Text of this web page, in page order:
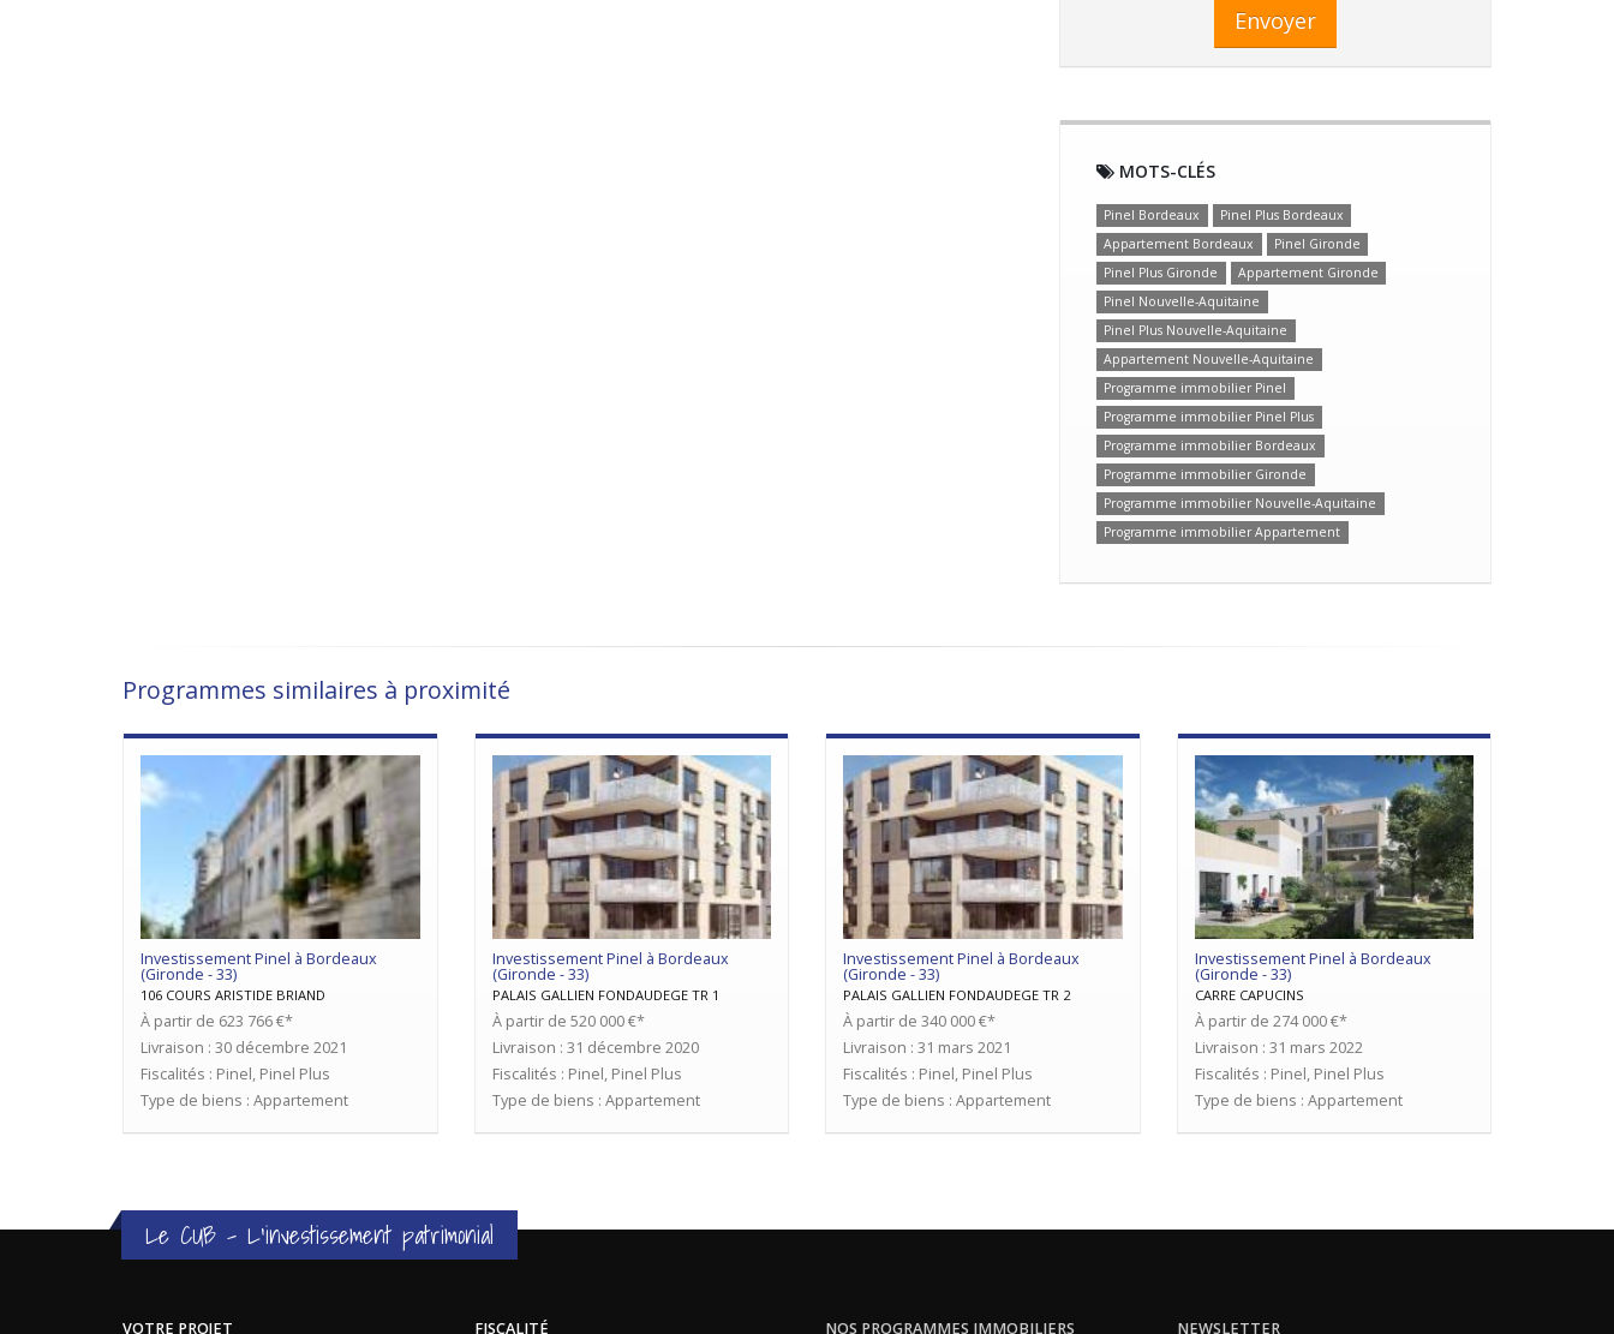
Envoyer
MOTS-CLÉS
Pinel Bordeaux
Pinel Plus Bordeaux
Appartement Bordeaux
Pinel Gironde
Pinel Plus Gironde
Appartement Gironde
Pinel Nouvelle-Aquitaine
Pinel Plus Nouvelle-Aquitaine
Appartement Nouvelle-Aquitaine
Programme immobilier Pinel
Programme immobilier Pinel Plus
Programme immobilier Bordeaux
Programme immobilier Gironde
Programme immobilier Nouvelle-Aquitaine
Programme immobilier Appartement
Programmes similaires à proximité
Investissement Pinel à Bordeaux
(Gironde - 33)
106 COURS ARISTIDE BRIAND
À partir de 623 766 €*
Livraison : 30 décembre 2021
Fiscalités : Pinel, Pinel Plus
Type de biens : Appartement
Investissement Pinel à Bordeaux
(Gironde - 33)
PALAIS GALLIEN FONDAUDEGE TR 1
À partir de 520 000 €*
Livraison : 31 décembre 2020
Fiscalités : Pinel, Pinel Plus
Type de biens : Appartement
Investissement Pinel à Bordeaux
(Gironde - 33)
PALAIS GALLIEN FONDAUDEGE TR 2
À partir de 340 000 €*
Livraison : 31 mars 2021
Fiscalités : Pinel, Pinel Plus
Type de biens : Appartement
Investissement Pinel à Bordeaux
(Gironde - 33)
CARRE CAPUCINS
À partir de 274 000 €*
Livraison : 31 mars 2022
Fiscalités : Pinel, Pinel Plus
Type de biens : Appartement
Le CUB - L'investissement patrimonial
VOTRE PROJET FISCALITÉ NOS PROGRAMMES IMMOBILIERS NEWSLETTER